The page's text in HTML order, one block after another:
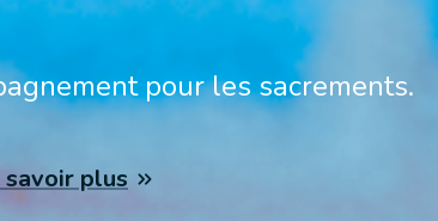
pour les sacrements.
savoir plus